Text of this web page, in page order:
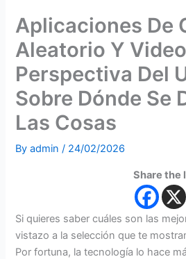
Aplicaciones De
Aleatorio Y
Perspectiva Del
Sobre Dónde Se
Las Cosas
Byadmin/ 24/02/2026
Share the
Si quieres saber cuáles son las
vistazo a la selección que te
Por fortuna, la tecnología lo hace